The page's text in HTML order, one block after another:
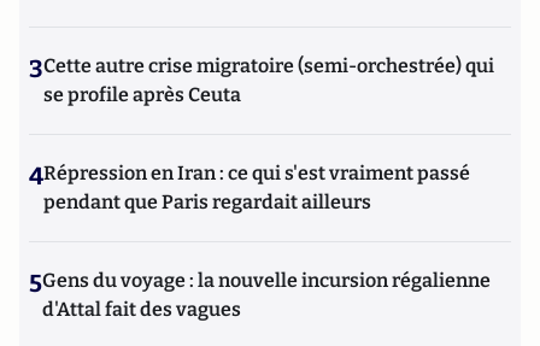
3Cette autre crise migratoire (semi-orchestrée) qui
se profile après Ceuta
4Répression en Iran : ce qui s'est vraiment passé
pendant que Paris regardait ailleurs
5Gens du voyage : la nouvelle incursion régalienne
d'Attal fait des vagues